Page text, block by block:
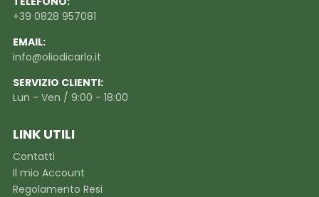
+39 0828 957081
EMAIL:
info@oliodicarlo.it
SERVIZIO CLIENTI:
Lun - Ven / 9:00 - 18:00
LINK UTILI
Contatti
Il mio Account
Regolamento Resi